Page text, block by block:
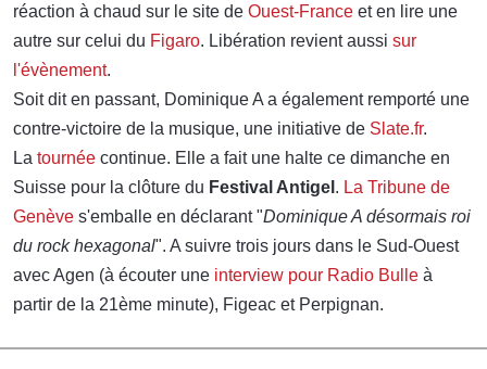
réaction à chaud sur le site de Ouest-France et en lire une
autre sur celui du Figaro. Libération revient aussi sur
l'évènement.
Soit dit en passant, Dominique A a également remporté une
contre-victoire de la musique, une initiative de Slate.fr.
La tournée continue. Elle a fait une halte ce dimanche en
Suisse pour la clôture du Festival Antigel . La Tribune de
Genève s'emballe en déclarant "Dominique A désormais roi
du rock hexagonal". A suivre trois jours dans le Sud-Ouest
avec Agen (à écouter une interview pour Radio Bulle à
partir de la 21ème minute), Figeac et Perpignan.